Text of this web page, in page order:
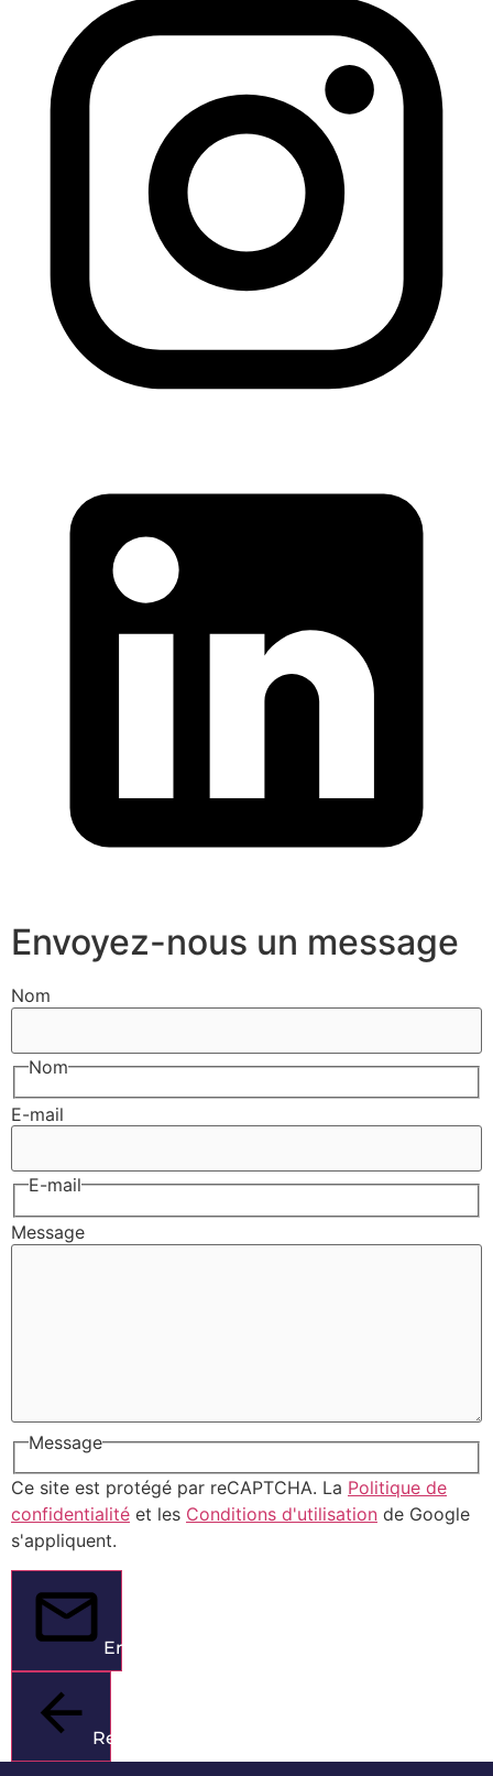
Envoyez-nous un message
Nom
Nom
E-mail
E-mail
Message
Message
Ce site est protégé par reCAPTCHA. La Politique de
confidentialité et les Conditions d'utilisation de Google
s'appliquent.
Envoyer
Retour